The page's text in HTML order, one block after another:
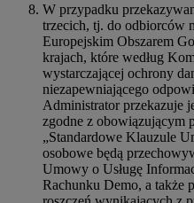
W przypadku
trzecich, tj. do odbiorców
Europejskim Obszarem
krajach, które według
wystarczającej ochrony
niezapewniającego
Administrator przekazuje
zgodne z obowiązującym
„Standardowe Klauzule
osobowe będą
Umowy o Usługę
Rachunku Demo, a także